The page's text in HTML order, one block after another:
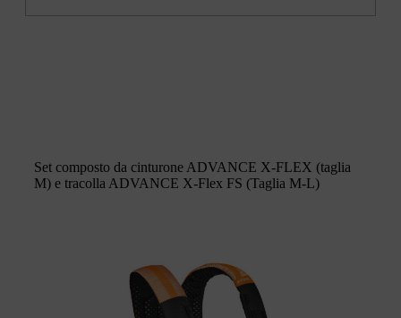
Set composto da cinturone ADVANCE X-FLEX (taglia
M) e tracolla ADVANCE X-Flex FS (Taglia M-L)